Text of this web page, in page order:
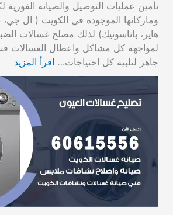
تأمين عمليات التوصيل والصيانة الفورية
وماركاتها الموجودة في الكويت ( ال
هاير، باناسونيك) لذلك مصلح غسالات
لمواجهة كل مشاكل واعطال الغسالات
جاهز لتلبية كل احتياجات… اقرأ المزيد